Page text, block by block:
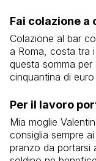
Fai colazione a
Colazione al bar
a Roma, costa tra
questa somma
cinquantina di
Per il lavoro
Mia moglie
consiglia sempre
pranzo da portarsi